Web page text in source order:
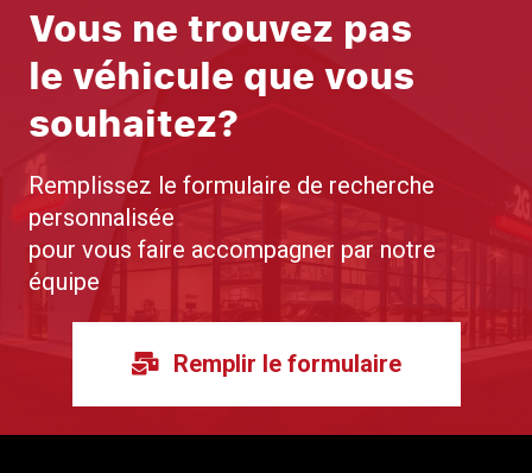
Vous ne trouvez pas
le véhicule que vous
souhaitez?
Remplissez le formulaire de recherche
personnalisée
pour vous faire accompagner par notre
équipe
Remplir le formulaire